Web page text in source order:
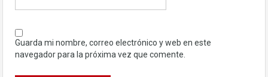
Guarda mi nombre, correo electrónico y web en este
navegador para la próxima vez que comente.